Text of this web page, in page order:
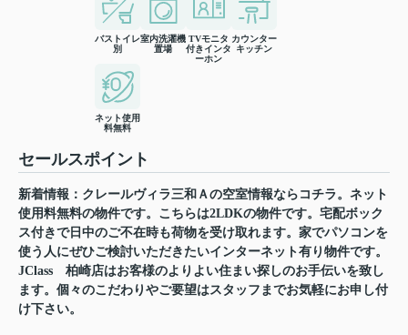
バストイレ
別
室内洗濯機
置場
TVモニタ
付きインタ
ーホン
カウンター
キッチン
ネット使用
料無料
セールスポイント
新着情報：クレールヴィラ三和Ａの空室情報ならコチラ。ネット
使用料無料の物件です。こちらは2LDKの物件です。宅配ボック
ス付きで日中のご不在時も荷物を受け取れます。家でパソコンを
使う人にぜひご検討いただきたいインターネット有り物件です。
JClass 柏崎店はお客様のよりよい住まい探しのお手伝いを致し
ます。個々のこだわりやご要望はスタッフまでお気軽にお申し付
け下さい。